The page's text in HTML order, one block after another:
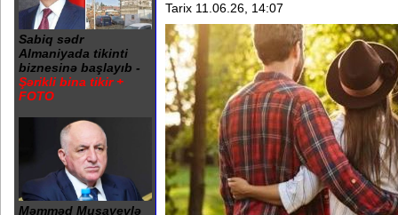
Sabiq sədr
Almaniyada tikinti
biznesinə başlayıb -
Şərikli bina tikir +
FOTO
Məmməd Musayevlə
Tarix 11.06.26, 14:07